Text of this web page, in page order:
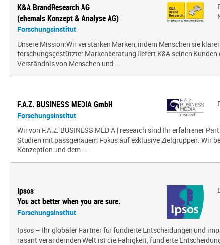
K&A BrandResearch AG
(ehemals Konzept & Analyse AG)
Forschungsinstitut
Unsere Mission:Wir verstärken Marken, indem Menschen sie
forschungsgestützter Markenberatung liefert K&A seinen Kunden
Verständnis von Menschen und ...
F.A.Z. BUSINESS MEDIA GmbH
Forschungsinstitut
Wir von F.A.Z. BUSINESS MEDIA | research sind Ihr erfahrener
Studien mit passgenauem Fokus auf exklusive Zielgruppen. Wir
Konzeption und dem ...
Ipsos
You act better when you are sure.
Forschungsinstitut
Ipsos – Ihr globaler Partner für fundierte Entscheidungen und
rasant verändernden Welt ist die Fähigkeit, fundierte